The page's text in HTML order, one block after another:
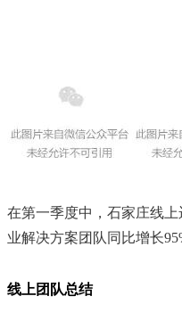
在第一季度中，石家庄线
业解决方案团队同比增长
线上团队总结